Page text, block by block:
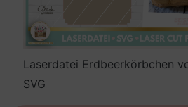
Laserdatei Erdbeerkörbchen
SVG